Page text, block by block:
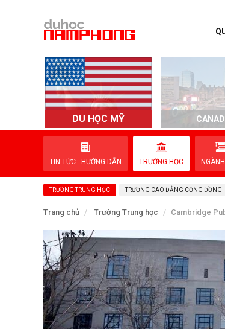
DU HỌC MỸ
TIN TỨC - HƯỚNG DẪN TRƯỜNG HỌC
TRƯỜNG TRUNG HỌC TRƯỜNG CAO ĐẲNG CỘNG ĐỒNG
Trang chủ Trường Trung học Cambridge
TRANG CHỦ
QUỐC GIA
EVENTS
LIÊN HỆ